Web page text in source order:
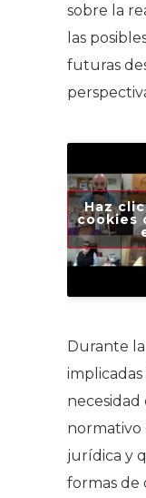
sobre la
las
futuras
Haz
cookies
Durante
normativo
jurídica y
formas de